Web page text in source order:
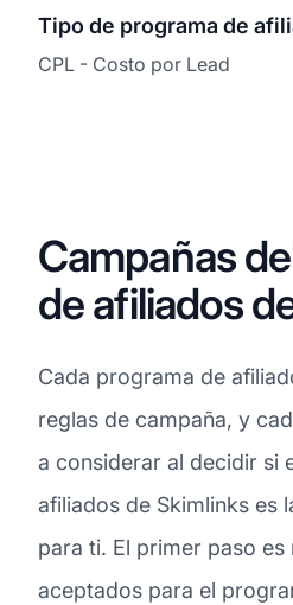
Tipo de programa de
CPL - Costo por Lead
Campañas
de afiliados
Cada programa de
reglas de campaña, y
a considerar al decidir si
afiliados de Skimlinks es
para ti. El primer paso es
aceptados para el